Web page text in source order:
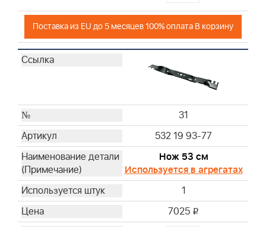
Поставка из EU до 5 месяцев 100% оплата В корзину
31
532 19 93-77
Нож 53 см
Используется в агрегатах
1
7025 i